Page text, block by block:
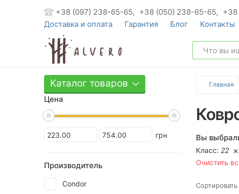
+38 (097) 238-65-65, +38 (050) 238-65-65,
Доставка и оплата
Гарантия Блог Контакты
Каталог товаров
Цена
грн
Производитель
Condor
Главная
Вы
Класс: 22
Очистить